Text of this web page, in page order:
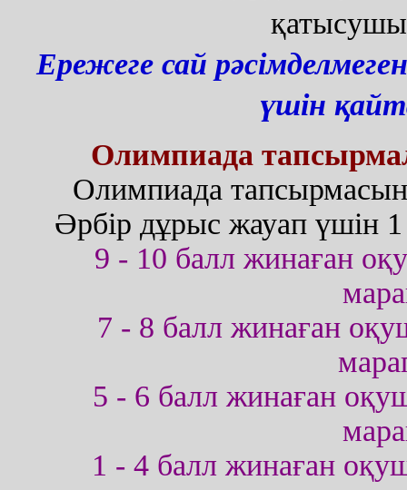
Ережеге сай
үшін
Олимпиада
Олимпиада
Әрбір дұрыс жауап үшін
9 - 10 балл жинаған
7 - 8 балл жинаған
5 - 6 балл жинаған
1 - 4 балл жинаған